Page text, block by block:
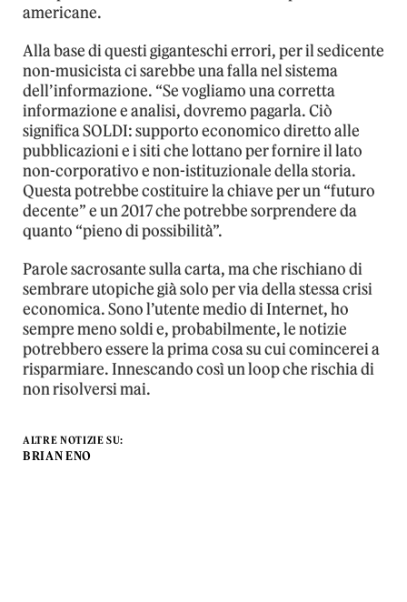
americane.
Alla base di questi giganteschi errori, per il sedicente
non-musicista ci sarebbe una falla nel sistema
dell’informazione. “Se vogliamo una corretta
informazione e analisi, dovremo pagarla. Ciò
significa SOLDI: supporto economico diretto alle
pubblicazioni e i siti che lottano per fornire il lato
non-corporativo e non-istituzionale della storia.
Questa potrebbe costituire la chiave per un “futuro
decente” e un 2017 che potrebbe sorprendere da
quanto “pieno di possibilità”.
Parole sacrosante sulla carta, ma che rischiano di
sembrare utopiche già solo per via della stessa crisi
economica. Sono l’utente medio di Internet, ho
sempre meno soldi e, probabilmente, le notizie
potrebbero essere la prima cosa su cui comincerei a
risparmiare. Innescando così un loop che rischia di
non risolversi mai.
ALTRE NOTIZIE SU:
BRIAN ENO